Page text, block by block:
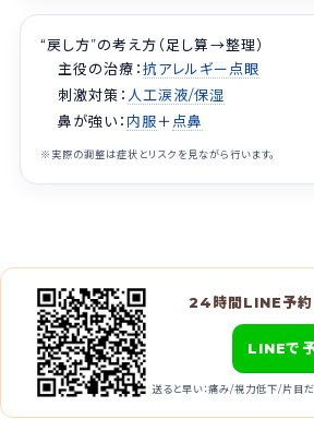
“戻し方”の考え方（足し算→整理）
主役の治療：抗アレルギー点眼
刺激対策： 人工涙液/保湿
鼻が強い： 内服＋点鼻
※実際の調整は症状とリスクを見ながら行います。
24時間LINE予約
LINEで
送ると早い：痛み/視力低下/片目だ